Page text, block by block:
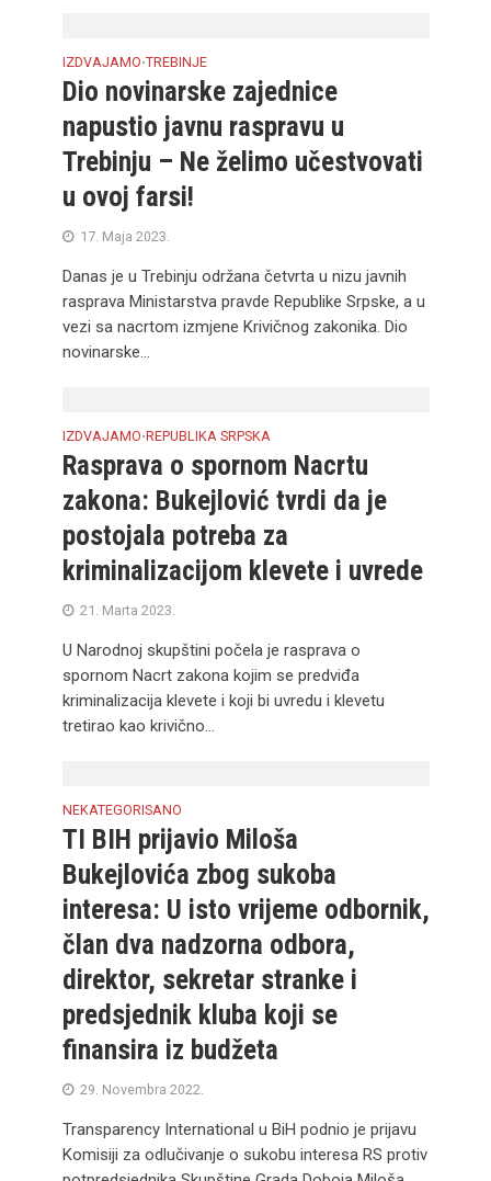
IZDVAJAMO•TREBINJE
Dio novinarske zajednice
napustio javnu raspravu u
Trebinju – Ne želimo učestvovati
u ovoj farsi!
17. Maja 2023.
Danas je u Trebinju održana četvrta u nizu javnih
rasprava Ministarstva pravde Republike Srpske, a u
vezi sa nacrtom izmjene Krivičnog zakonika. Dio
novinarske...
IZDVAJAMO•REPUBLIKA SRPSKA
Rasprava o spornom Nacrtu
zakona: Bukejlović tvrdi da je
postojala potreba za
kriminalizacijom klevete i uvrede
21. Marta 2023.
U Narodnoj skupštini počela je rasprava o
spornom Nacrt zakona kojim se predviđa
kriminalizacija klevete i koji bi uvredu i klevetu
tretirao kao krivično...
NEKATEGORISANO
TI BIH prijavio Miloša
Bukejlovića zbog sukoba
interesa: U isto vrijeme odbornik,
član dva nadzorna odbora,
direktor, sekretar stranke i
predsjednik kluba koji se
finansira iz budžeta
29. Novembra 2022.
Transparency International u BiH podnio je prijavu
Komisiji za odlučivanje o sukobu interesa RS protiv